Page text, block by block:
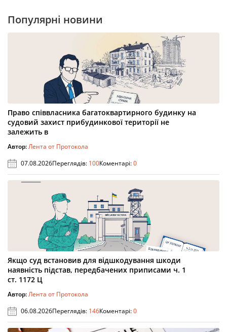
Популярні новини
Право співвласника багатоквартирного будинку на
судовий захист прибудинкової території не
залежить в
Автор:Лента от Протокола
07.08.2026Переглядів: 100Коментарі:0
Якщо суд встановив для відшкодування шкоди
наявність підстав, передбачених приписами ч. 1
ст. 1172 Ц
Автор:Лента от Протокола
06.08.2026Переглядів: 146Коментарі:0